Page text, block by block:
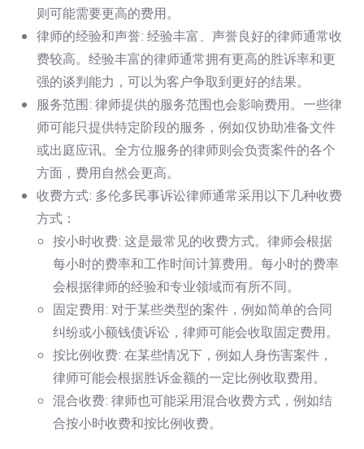
则可能需要更高的费用。
律师的经验和声誉: 经验丰富、声誉良好的律师通常收
费较高。经验丰富的律师通常拥有更高的胜诉率和更
强的谈判能力，可以为客户争取到更好的结果。
服务范围: 律师提供的服务范围也会影响费用。一些律
师可能只提供特定阶段的服务，例如仅协助准备文件
或出庭应讯。全方位服务的律师则会负责案件的各个
方面，费用自然会更高。
收费方式: 多伦多民事诉讼律师通常采用以下几种收费
方式：
按小时收费: 这是最常见的收费方式。律师会根据
每小时的费率和工作时间计算费用。每小时的费率
会根据律师的经验和专业领域而有所不同。
固定费用: 对于某些类型的案件，例如简单的合同
纠纷或小额钱债诉讼，律师可能会收取固定费用。
按比例收费: 在某些情况下，例如人身伤害案件，
律师可能会根据胜诉金额的一定比例收取费用。
混合收费: 律师也可能采用混合收费方式，例如结
合按小时收费和按比例收费。